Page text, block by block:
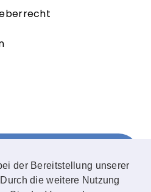
der Bereitstellung unserer
die weitere Nutzung